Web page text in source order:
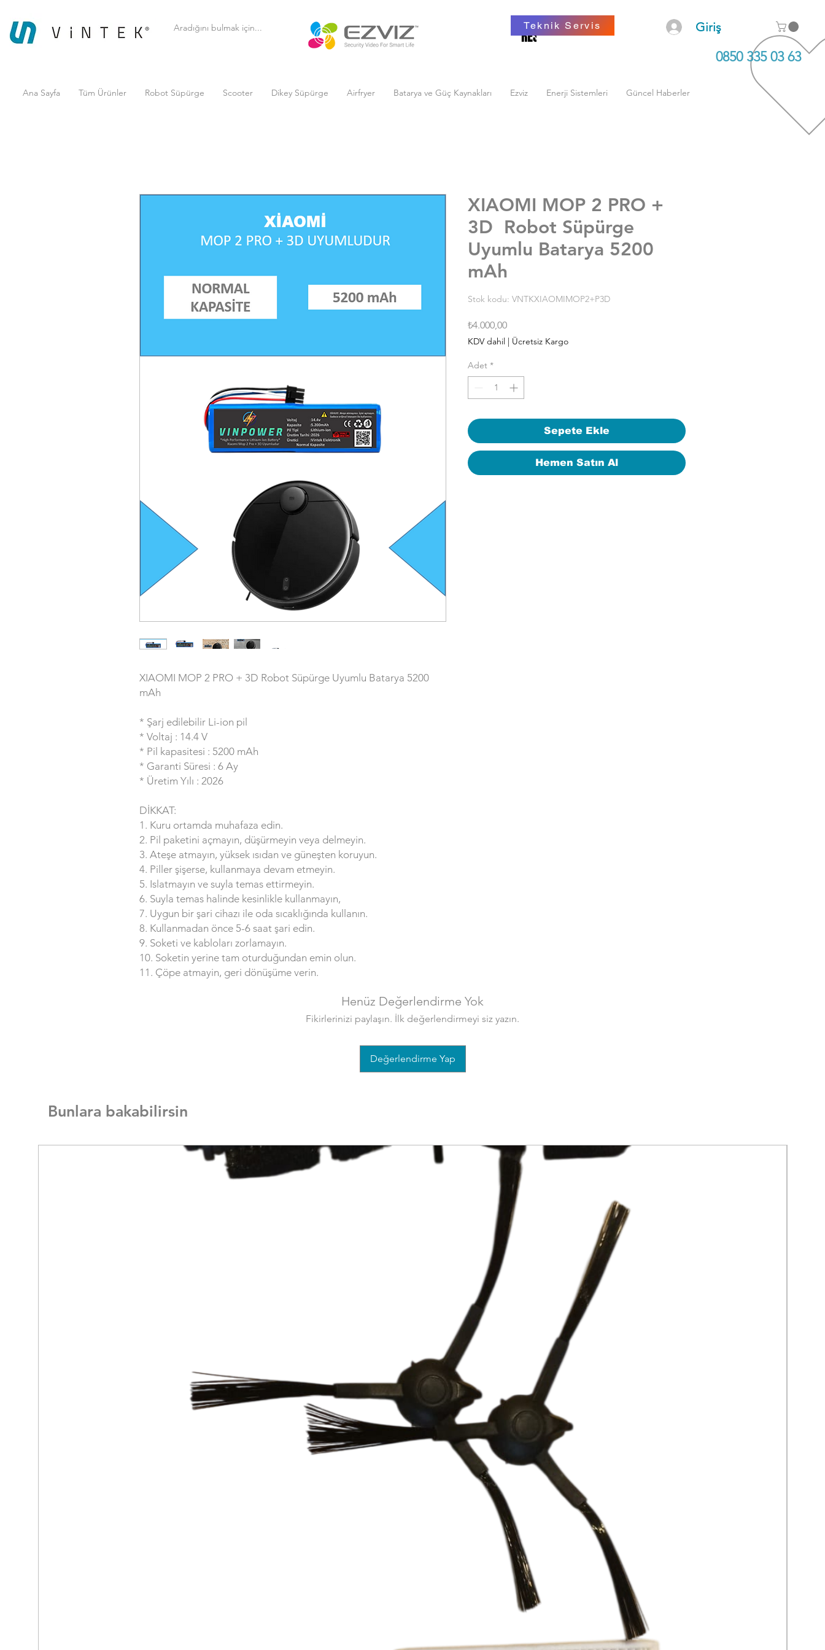
ENERJİ SİSTEMLERİ
RESMİ DİSTRİBÜTÖR VE YETKİLİ SERVİSİ
ENERJİ SİSTEMLERİ
RESMİ DİSTRİBÜTÖR VE YETKİLİ SERVİSİ
Teknik Servis Giriş
0850 335 03 63
Ana Sayfa Tüm Ürünler Robot Süpürge Scooter Dikey Süpürge Airfryer Batarya ve Güç Kaynakları Ezviz Enerji Sistemleri Güncel Haberler
XIAOMI MOP 2 PRO + 3D Robot Süpürge Uyumlu Batarya 5200
mAh
* Şarj edilebilir Li-ion pil
* Voltaj : 14.4 V
* Pil kapasitesi : 5200 mAh
* Garanti Süresi : 6 Ay
* Üretim Yılı : 2026
DİKKAT:
1. Kuru ortamda muhafaza edin.
2. Pil paketini açmayın, düşürmeyin veya delmeyin.
3. Ateşe atmayın, yüksek ısıdan ve güneşten koruyun.
4. Piller şişerse, kullanmaya devam etmeyin.
5. Islatmayın ve suyla temas ettirmeyin.
6. Suyla temas halinde kesinlikle kullanmayın,
7. Uygun bir şari cihazı ile oda sıcaklığında kullanın.
8. Kullanmadan önce 5-6 saat şari edin.
9. Soketi ve kabloları zorlamayın.
10. Soketin yerine tam oturduğundan emin olun.
11. Çöpe atmayin, geri dönüşüme verin.
XIAOMI MOP 2 PRO +
3D Robot Süpürge
Uyumlu Batarya 5200
mAh
Stok kodu: VNTKXIAOMIMOP2+P3D
₺4.000,00Fiyat
KDV dahil | Ücretsiz Kargo
Adet *
Sepete Ekle
Hemen Satın Al
Henüz Değerlendirme Yok
Fikirlerinizi paylaşın. İlk değerlendirmeyi siz yazın.
Değerlendirme Yap
Bunlara bakabilirsin